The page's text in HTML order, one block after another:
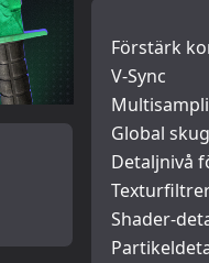
Förstärk
V-Sync
Global
Detaljnivå
Shader-